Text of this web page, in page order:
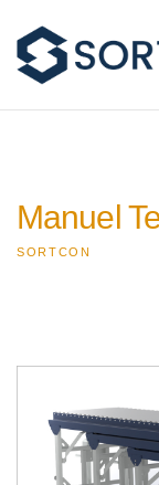
Manuel
SORTCON